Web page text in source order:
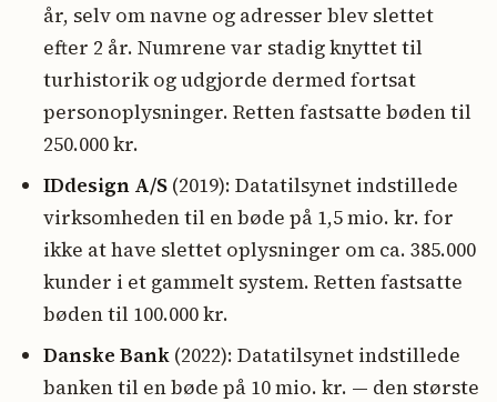
år, selv om navne og adresser blev slettet
efter 2 år. Numrene var stadig knyttet til
turhistorik og udgjorde dermed fortsat
personoplysninger. Retten fastsatte bøden til
250.000 kr.
IDdesign A/S (2019): Datatilsynet indstillede
virksomheden til en bøde på 1,5 mio. kr. for
ikke at have slettet oplysninger om ca. 385.000
kunder i et gammelt system. Retten fastsatte
bøden til 100.000 kr.
Danske Bank (2022): Datatilsynet indstillede
banken til en bøde på 10 mio. kr. — den største